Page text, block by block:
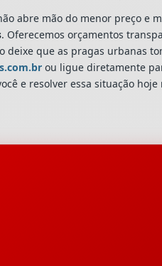
abre mão do menor preço e
. Oferecemos orçamentos
deixe que as pragas urbanas
ou ligue diretamente
e resolver essa situação hoje